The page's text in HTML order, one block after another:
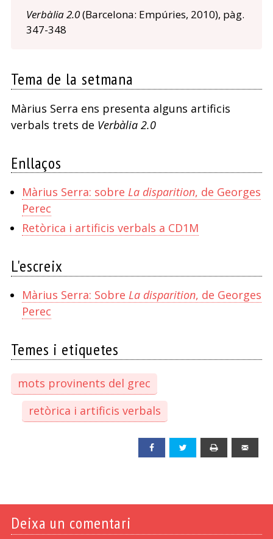
Verbàlia 2.0(Barcelona: Empúries, 2010), pàg.
347-348
Tema de la setmana
Màrius Serra ens presenta alguns artificis
verbals trets de Verbàlia 2.0
Enllaços
Màrius Serra: sobre La disparition, de Georges
Perec
Retòrica i artificis verbals a CD1M
L'escreix
Màrius Serra: Sobre La disparition, de Georges
Perec
Temes i etiquetes
mots provinents del grec
retòrica i artificis verbals
Facebook Twitter
Deixa un comentari